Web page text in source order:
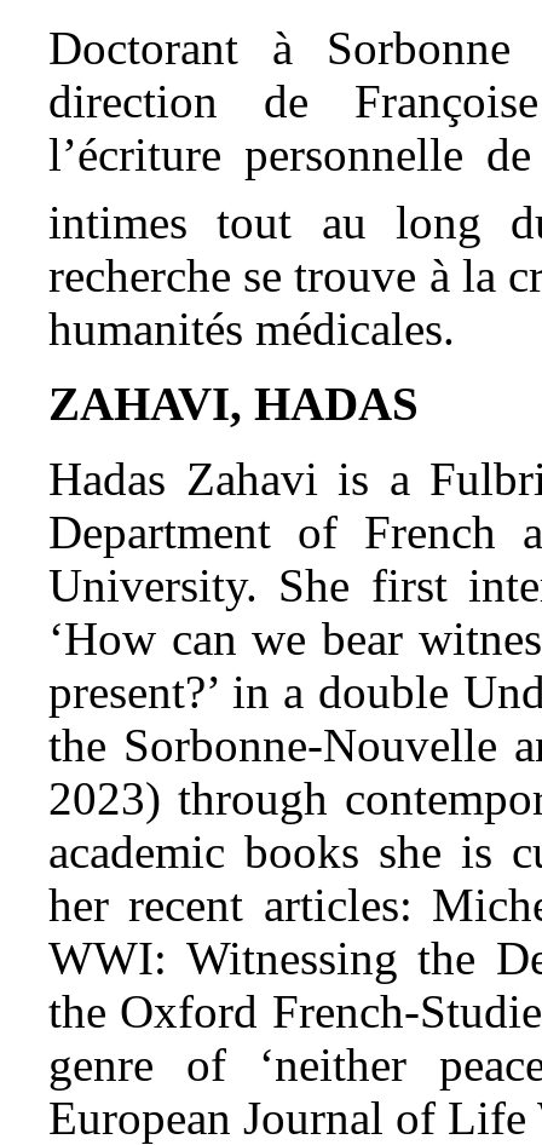
Doctorant à
direction de
l’écriture personnelle
intimes tout au long
recherche se trouve à la
humanités médicales.
ZAHAVI, HADAS
Hadas Zahavi is a
Department of French
University. She first
‘How can we bear
present?’ in a double
the Sorbonne-Nouvelle
2023) through
academic books she is
her recent articles:
WWI: Witnessing the
the Oxford French-
genre of ‘neither
European Journal of